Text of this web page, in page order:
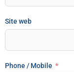
Site web
Phone / Mobile